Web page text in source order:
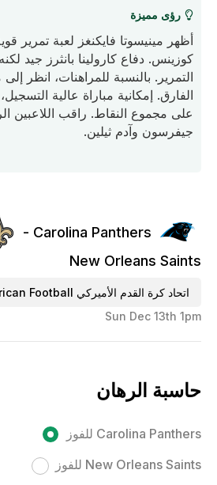
رؤى مميزة
أظهر مينيسوتا فايكنغز لعبة تمرير
كوزينس. دفاع كارولينا بانثرز جيد
التمرير. بالنسبة للمراهنات، انظر إلى
الفارق. إمكانية مباراة عالية
على مجموع النقاط. راقب اللاعبين
جيفرسون وآدم ثيلين.
Carolina Panthers -
New Orleans Saints
اتحاد كرة القدم الأميركي American Football
Sun Dec 13th 1pm
حاسبة الرهان
Carolina Panthers للفوز
New Orleans Saints للفوز